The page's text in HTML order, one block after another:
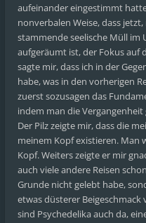
aufeinander eingestimmt
nonverbalen Weise, dass
stammende seelische Müll im
aufgeräumt ist, der Fokus auf
sagte mir, dass ich in der
habe, was in den vorherigen
zuerst sozusagen das
indem man die Vergangenheit
Der Pilz zeigte mir, dass die
meinem Kopf existieren. Man
Kopf. Weiters zeigte er mir
auch viele andere Reisen
Grunde nicht gelebt habe,
etwas düsterer Beigeschmack
sind Psychedelika auch da,